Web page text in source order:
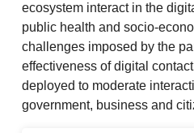
ecosystem interact in the
public health and socio-
challenges imposed by the
effectiveness of digital
deployed to moderate
government, business and